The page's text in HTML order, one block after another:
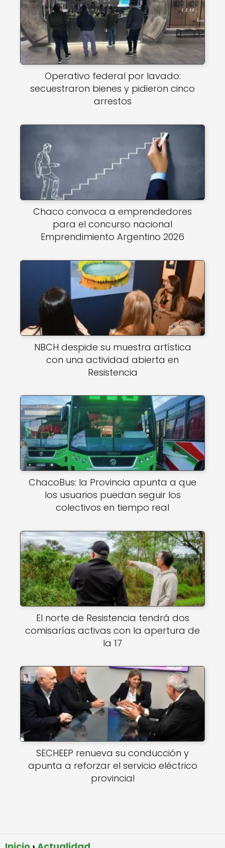
Operativo federal por lavado:
secuestraron bienes y pidieron cinco
arrestos
Chaco convoca a emprendedores
para el concurso nacional
Emprendimiento Argentino 2026
NBCH despide su muestra artística
con una actividad abierta en
Resistencia
ChacoBus: la Provincia apunta a que
los usuarios puedan seguir los
colectivos en tiempo real
El norte de Resistencia tendrá dos
comisarías activas con la apertura de
la 17
SECHEEP renueva su conducción y
apunta a reforzar el servicio eléctrico
provincial